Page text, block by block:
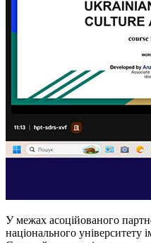
У межах асоційованого
національного університету